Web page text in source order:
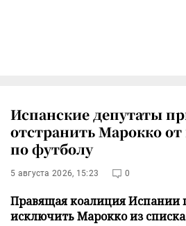
Испанские депутаты
отстранить Марокко
по футболу
5 августа 2026, 15:23 0
Правящая коалиция Испании
исключить Марокко из